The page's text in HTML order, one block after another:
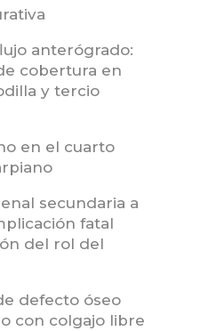
anterógrado:
cobertura en
y tercio
en el cuarto
secundaria a
fatal
del rol del
defecto óseo
con colgajo libre